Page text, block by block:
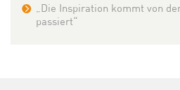
„Die Inspiration kommt von
passiert“